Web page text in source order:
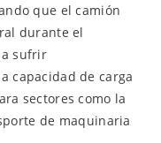
que el camión
durante el
a sufrir
capacidad de carga
sectores como la
de maquinaria